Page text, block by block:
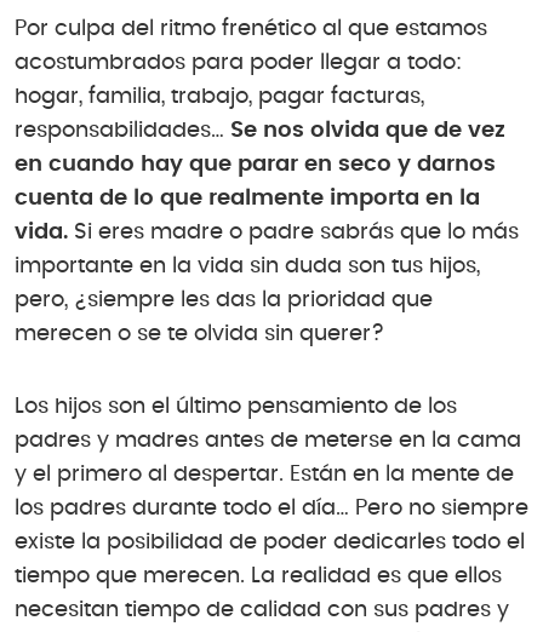
Por culpa del ritmo frenético al que estamos
acostumbrados para poder llegar a todo:
hogar, familia, trabajo, pagar facturas,
responsabilidades… Se nos olvida que de vez
en cuando hay que parar en seco y darnos
cuenta de lo que realmente importa en la
vida. Si eres madre o padre sabrás que lo más
importante en la vida sin duda son tus hijos,
pero, ¿siempre les das la prioridad que
merecen o se te olvida sin querer?
Los hijos son el último pensamiento de los
padres y madres antes de meterse en la cama
y el primero al despertar. Están en la mente de
los padres durante todo el día… Pero no siempre
existe la posibilidad de poder dedicarles todo el
tiempo que merecen. La realidad es que ellos
necesitan tiempo de calidad con sus padres y